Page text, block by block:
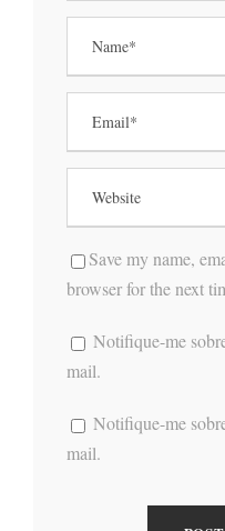
Save my name,
browser for the next
Notifique-me
mail.
Notifique-me
mail.